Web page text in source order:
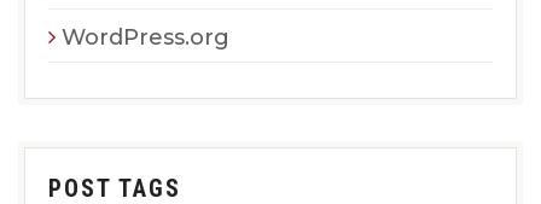
WordPress.org
POST TAGS